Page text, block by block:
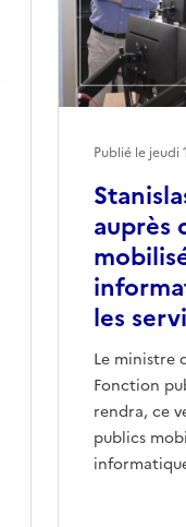
auprès
les
Le ministre
Fonction
rendra, ce
publics
Publié le jeudi